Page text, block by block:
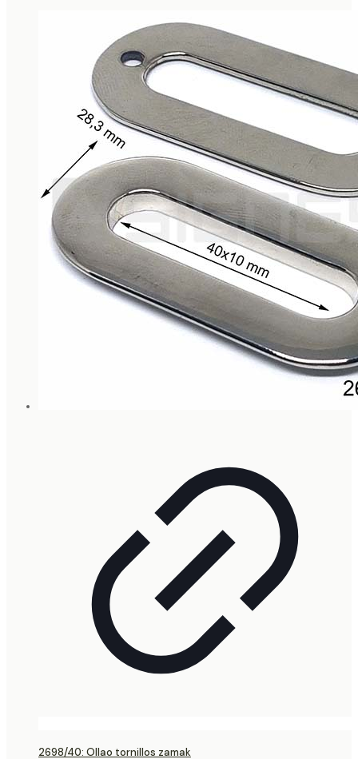
2698/40: Ollao tornillos zamak